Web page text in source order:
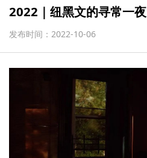
2022｜纽黑文的寻常一夜
发布时间：2022-10-06